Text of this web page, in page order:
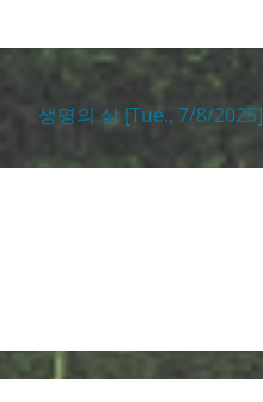
생명의 삶 [Tue., 7/8/